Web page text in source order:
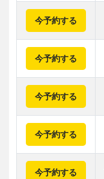
今予約する
今予約する
今予約する
今予約する
今予約する